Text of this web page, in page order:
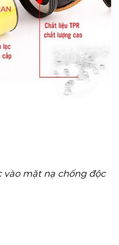
vào mặt nạ chống độc